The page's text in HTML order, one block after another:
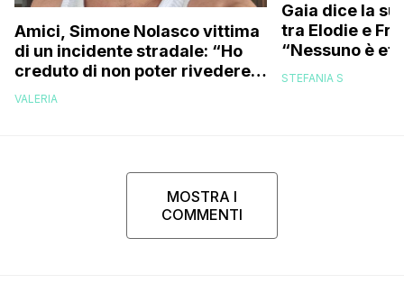
Amici, Simone Nolasco vittima
di un incidente stradale: “Ho
creduto di non poter rivedere
più la mia famiglia”
VALERIA
Gaia dice la
tra Elodie e
“Nessuno è
trovo folle
STEFANIA S
MOSTRA I
COMMENTI